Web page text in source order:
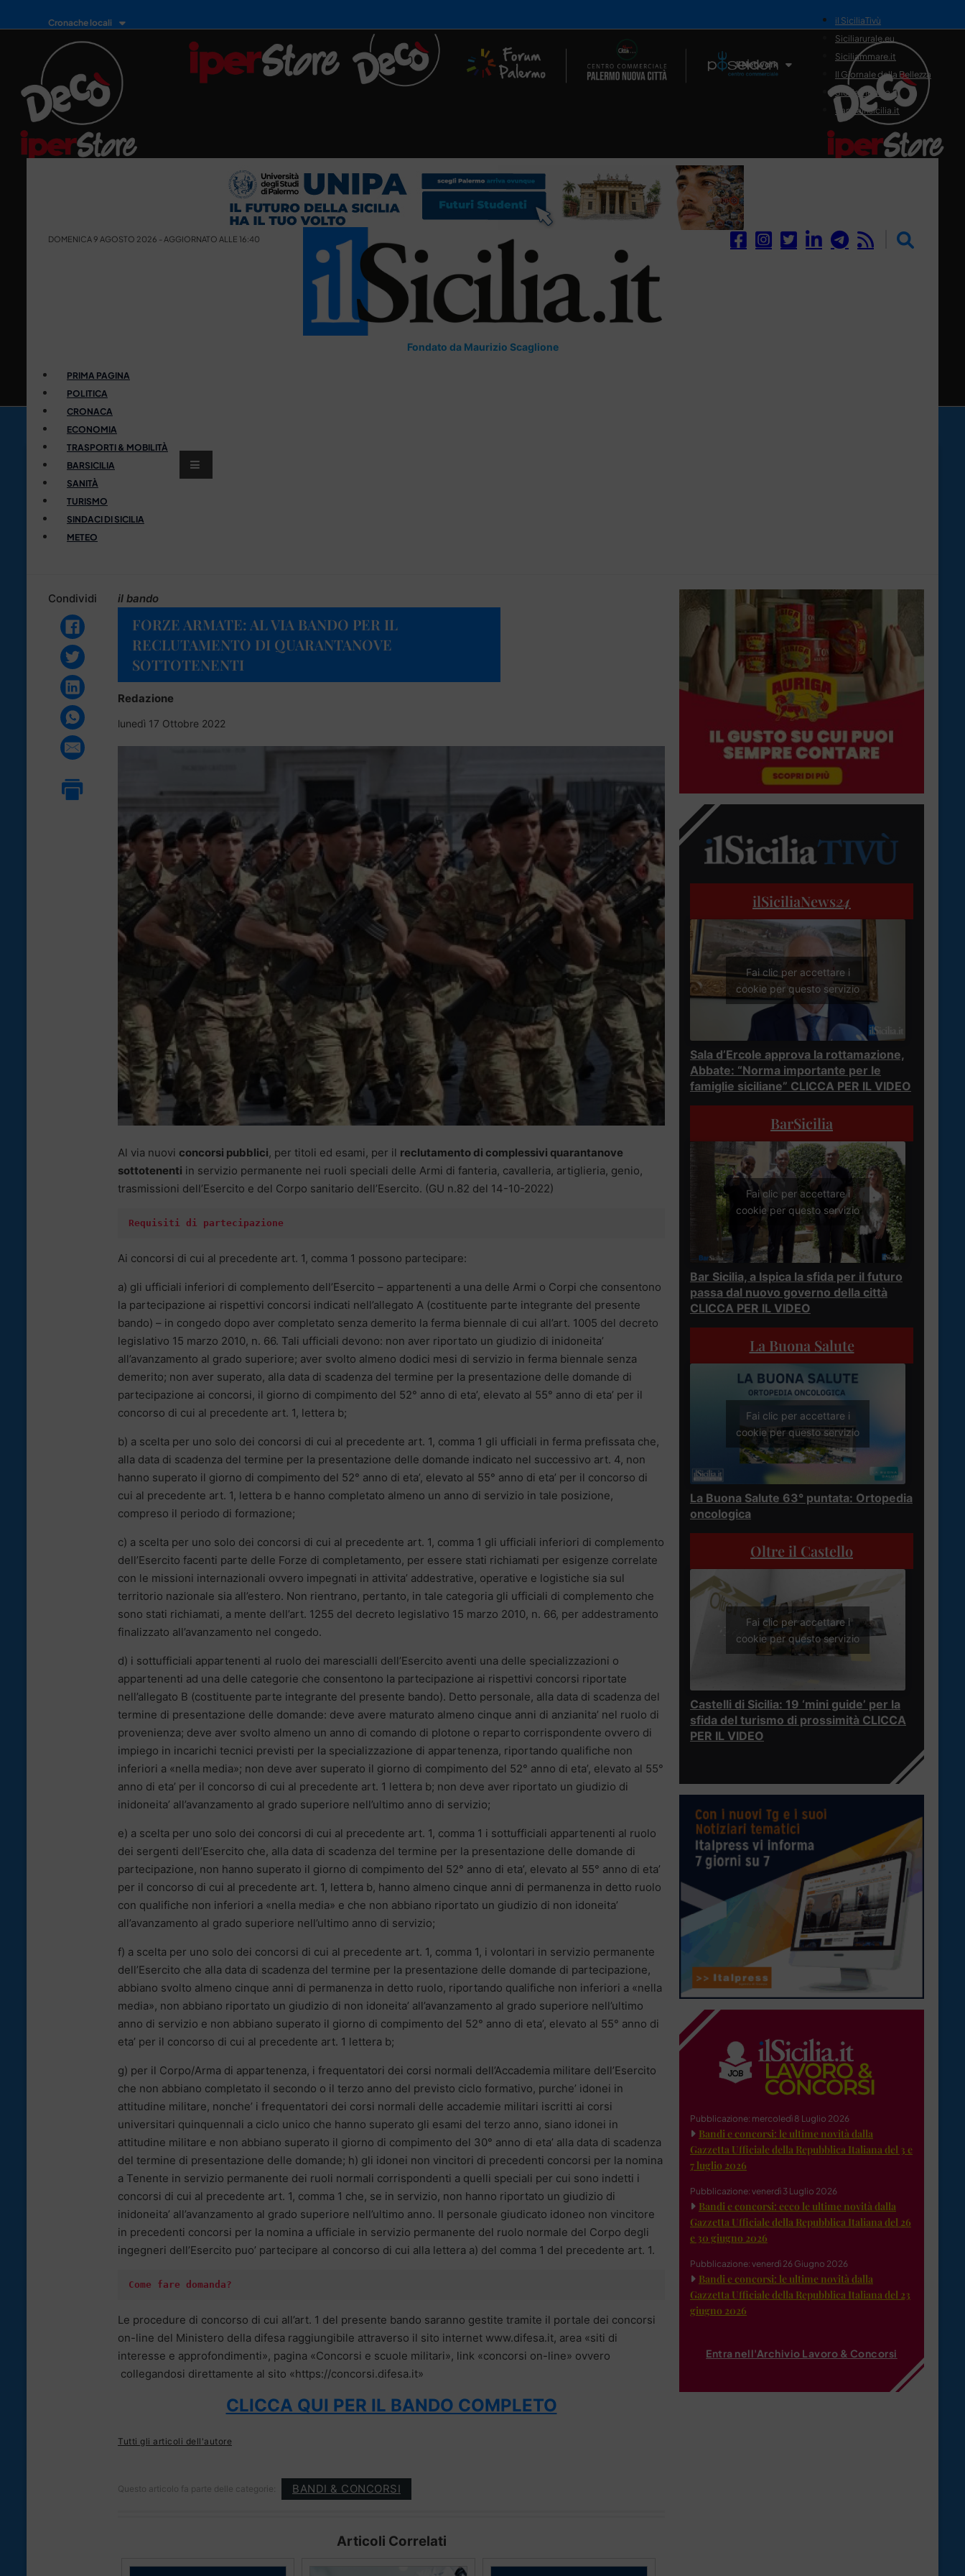
Cronache locali
Il Network
il SiciliaTivù
Siciliarurale.eu
Siciliammare.it
Il Giornale della Bellezza
Siciliamedica.it
Sanitainsicilia.it
DOMENICA 9 AGOSTO 2026 - AGGIORNATO ALLE 16:40
Fondato da Maurizio Scaglione
PRIMA PAGINA
POLITICA
CRONACA
ECONOMIA
TRASPORTI & MOBILITÀ
BARSICILIA
SANITÀ
TURISMO
SINDACI DI SICILIA
METEO
Condividi il bando
FORZE ARMATE: AL VIA BANDO PER IL
RECLUTAMENTO DI QUARANTANOVE
SOTTOTENENTI
Redazione
lunedì 17 Ottobre 2022
Al via nuovi concorsi pubblici, per titoli ed esami, per il reclutamento di complessivi quarantanove
sottotenenti in servizio permanente nei ruoli speciali delle Armi di fanteria, cavalleria, artiglieria, genio,
trasmissioni dell’Esercito e del Corpo sanitario dell’Esercito. (GU n.82 del 14-10-2022)
Ai concorsi di cui al precedente art. 1, comma 1 possono partecipare:
a) gli ufficiali inferiori di complemento dell’Esercito – appartenenti a una delle Armi o Corpi che consentono
la partecipazione ai rispettivi concorsi indicati nell’allegato A (costituente parte integrante del presente
bando) – in congedo dopo aver completato senza demerito la ferma biennale di cui all’art. 1005 del decreto
legislativo 15 marzo 2010, n. 66. Tali ufficiali devono: non aver riportato un giudizio di inidoneita’
all’avanzamento al grado superiore; aver svolto almeno dodici mesi di servizio in ferma biennale senza
demerito; non aver superato, alla data di scadenza del termine per la presentazione delle domande di
partecipazione ai concorsi, il giorno di compimento del 52° anno di eta’, elevato al 55° anno di eta’ per il
concorso di cui al precedente art. 1, lettera b;
b) a scelta per uno solo dei concorsi di cui al precedente art. 1, comma 1 gli ufficiali in ferma prefissata che,
alla data di scadenza del termine per la presentazione delle domande indicato nel successivo art. 4, non
hanno superato il giorno di compimento del 52° anno di eta’, elevato al 55° anno di eta’ per il concorso di
cui al precedente art. 1, lettera b e hanno completato almeno un anno di servizio in tale posizione,
compreso il periodo di formazione;
c) a scelta per uno solo dei concorsi di cui al precedente art. 1, comma 1 gli ufficiali inferiori di complemento
dell’Esercito facenti parte delle Forze di completamento, per essere stati richiamati per esigenze correlate
con le missioni internazionali ovvero impegnati in attivita’ addestrative, operative e logistiche sia sul
territorio nazionale sia all’estero. Non rientrano, pertanto, in tale categoria gli ufficiali di complemento che
sono stati richiamati, a mente dell’art. 1255 del decreto legislativo 15 marzo 2010, n. 66, per addestramento
finalizzato all’avanzamento nel congedo.
d) i sottufficiali appartenenti al ruolo dei marescialli dell’Esercito aventi una delle specializzazioni o
appartenenti ad una delle categorie che consentono la partecipazione ai rispettivi concorsi riportate
nell’allegato B (costituente parte integrante del presente bando). Detto personale, alla data di scadenza del
termine di presentazione delle domande: deve avere maturato almeno cinque anni di anzianita’ nel ruolo di
provenienza; deve aver svolto almeno un anno di comando di plotone o reparto corrispondente ovvero di
impiego in incarichi tecnici previsti per la specializzazione di appartenenza, riportando qualifiche non
inferiori a «nella media»; non deve aver superato il giorno di compimento del 52° anno di eta’, elevato al 55°
anno di eta’ per il concorso di cui al precedente art. 1 lettera b; non deve aver riportato un giudizio di
inidoneita’ all’avanzamento al grado superiore nell’ultimo anno di servizio;
e) a scelta per uno solo dei concorsi di cui al precedente art. 1, comma 1 i sottufficiali appartenenti al ruolo
dei sergenti dell’Esercito che, alla data di scadenza del termine per la presentazione delle domande di
partecipazione, non hanno superato il giorno di compimento del 52° anno di eta’, elevato al 55° anno di eta’
per il concorso di cui al precedente art. 1, lettera b, hanno almeno cinque anni di permanenza in detto ruolo
con qualifiche non inferiori a «nella media» e che non abbiano riportato un giudizio di non idoneita’
all’avanzamento al grado superiore nell’ultimo anno di servizio;
f) a scelta per uno solo dei concorsi di cui al precedente art. 1, comma 1, i volontari in servizio permanente
dell’Esercito che alla data di scadenza del termine per la presentazione delle domande di partecipazione,
abbiano svolto almeno cinque anni di permanenza in detto ruolo, riportando qualifiche non inferiori a «nella
media», non abbiano riportato un giudizio di non idoneita’ all’avanzamento al grado superiore nell’ultimo
anno di servizio e non abbiano superato il giorno di compimento del 52° anno di eta’, elevato al 55° anno di
eta’ per il concorso di cui al precedente art. 1 lettera b;
g) per il Corpo/Arma di appartenenza, i frequentatori dei corsi normali dell’Accademia militare dell’Esercito
che non abbiano completato il secondo o il terzo anno del previsto ciclo formativo, purche’ idonei in
attitudine militare, nonche’ i frequentatori dei corsi normali delle accademie militari iscritti ai corsi
universitari quinquennali a ciclo unico che hanno superato gli esami del terzo anno, siano idonei in
attitudine militare e non abbiano superato il giorno di compimento del 30° anno di eta’ alla data di scadenza
del termine di presentazione delle domande; h) gli idonei non vincitori di precedenti concorsi per la nomina
a Tenente in servizio permanente dei ruoli normali corrispondenti a quelli speciali per cui sono indetti i
concorsi di cui al precedente art. 1, comma 1 che, se in servizio, non hanno riportato un giudizio di
inidoneita’ all’avanzamento al grado superiore nell’ultimo anno. Il personale giudicato idoneo non vincitore
in precedenti concorsi per la nomina a ufficiale in servizio permanente del ruolo normale del Corpo degli
ingegneri dell’Esercito puo’ partecipare al concorso di cui alla lettera a) del comma 1 del precedente art. 1.
Come fare domanda?
Le procedure di concorso di cui all’art. 1 del presente bando saranno gestite tramite il portale dei concorsi
on-line del Ministero della difesa raggiungibile attraverso il sito internet www.difesa.it, area «siti di
interesse e approfondimenti», pagina «Concorsi e scuole militari», link «concorsi on-line» ovvero
collegandosi direttamente al sito «https://concorsi.difesa.it»
CLICCA QUI PER IL BANDO COMPLETO
Tutti gli articoli dell'autore
Questo articolo fa parte delle categorie: BANDI & CONCORSI
Articoli Correlati
ilSiciliaNews24
Fai clic per accettare i
cookie per questo servizio
Sala d’Ercole approva la rottamazione,
Abbate: “Norma importante per le
famiglie siciliane” CLICCA PER IL VIDEO
BarSicilia
Fai clic per accettare i
cookie per questo servizio
Bar Sicilia, a Ispica la sfida per il futuro
passa dal nuovo governo della città
CLICCA PER IL VIDEO
La Buona Salute
Fai clic per accettare i
cookie per questo servizio
La Buona Salute 63° puntata: Ortopedia
oncologica
Oltre il Castello
Fai clic per accettare i
cookie per questo servizio
Castelli di Sicilia: 19 ‘mini guide’ per la
sfida del turismo di prossimità CLICCA
PER IL VIDEO
Pubblicazione: mercoledì 8 Luglio 2026
Bandi e concorsi: le ultime novità dalla
Gazzetta Ufficiale della Repubblica Italiana del 3 e
7 luglio 2026
Pubblicazione: venerdì 3 Luglio 2026
Bandi e concorsi: ecco le ultime novità dalla
Gazzetta Ufficiale della Repubblica Italiana del 26
e 30 giugno 2026
Pubblicazione: venerdì 26 Giugno 2026
Bandi e concorsi: le ultime novità dalla
Gazzetta Ufficiale della Repubblica Italiana del 23
giugno 2026
Entra nell'Archivio Lavoro & Concorsi